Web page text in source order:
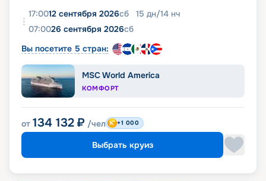
17:0012 сентября 2026сб 15 дн/14 нч
07:0026 сентября 2026сб
Вы посетите 5 стран:
MSC World America
КОМФОРТ
от 134 132 ₽ /чел +1 000
Выбрать круиз